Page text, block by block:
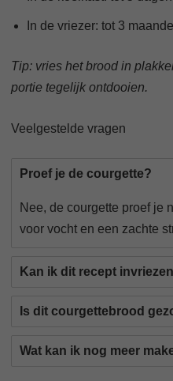
In de vriezer: tot 3
Tip: vries het brood in
portie tegelijk ontdooien.
Veelgestelde vragen
Proef je de courgette?
Nee, de courgette proef je
voor vocht en een zachte
Kan ik dit recept
Is dit courgettebrood
Wat kan ik nog meer